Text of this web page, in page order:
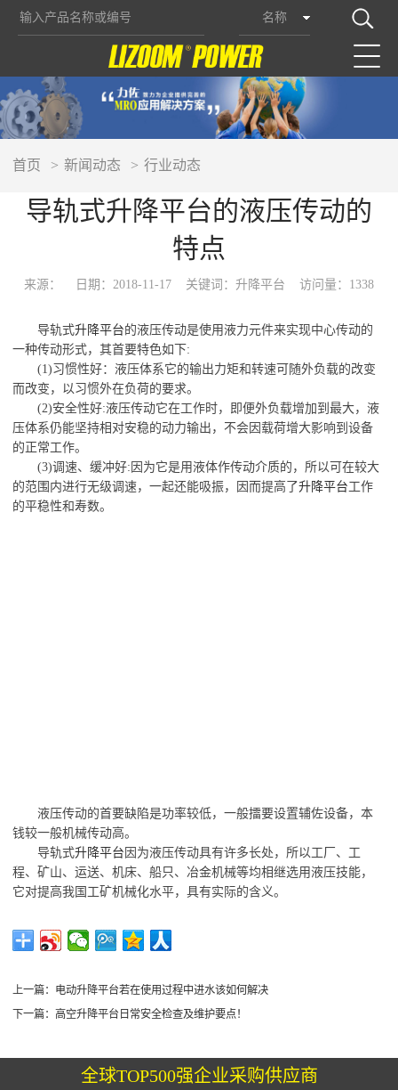
名称
首页 新闻动态 行业动态
导轨式升降平台的液压传动的
特点
来源： 日期：2018-11-17 关键词：升降平台 访问量：1338
导轨式升降平台的液压传动是使用液力元件来实现中心传动的
一种传动形式，其首要特色如下:
(1)习惯性好：液压体系它的输出力矩和转速可随外负载的改变
而改变，以习惯外在负荷的要求。
(2)安全性好:液压传动它在工作时，即便外负载增加到最大，液
压体系仍能坚持相对安稳的动力输出，不会因载荷增大影响到设备
的正常工作。
(3)调速、缓冲好:因为它是用液体作传动介质的，所以可在较大
的范围内进行无级调速，一起还能吸振，因而提高了升降平台工作
的平稳性和寿数。
液压传动的首要缺陷是功率较低，一般擂要设置辅佐设备，本
钱较一般机械传动高。
导轨式升降平台 因为液压传动具有许多长处，所以工厂、工
程、矿山、运送、机床、船只、冶金机械等均相继选用液压技能，
它对提高我国工矿机械化水平，具有实际的含义。
上一篇： 电动升降平台若在使用过程中进水该如何解决
下一篇： 高空升降平台日常安全检查及维护要点！
全球TOP500强企业采购供应商